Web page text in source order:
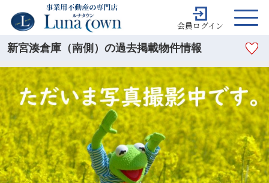
会員ログイン
新宮湊倉庫（南側）の過去掲載物件情報